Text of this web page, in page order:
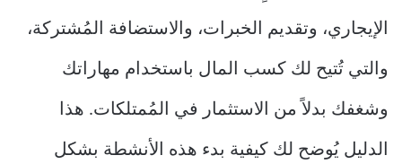
الإيجاري، وتقديم الخبرات، والاستضافة المُشتركة،
والتي تُتيح لك كسب المال باستخدام مهاراتك
وشغفك بدلاً من الاستثمار في المُمتلكات. هذا
الدليل يُوضح لك كيفية بدء هذه الأنشطة بشكل